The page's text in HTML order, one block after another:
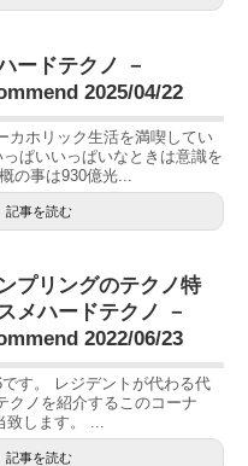
ードテクノ －
2025/04/22
カホリック生活を満喫してい
ぱいいっぱいなときは意識を
の事は930億光...
記事を読む
プリングのテクノ特
メハードテクノ －
2022/06/23
す。 レジデントが代わる代
クノを紹介するこのコーナ
します。 ...
記事を読む